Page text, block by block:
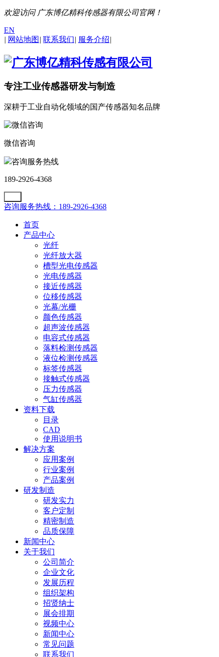
欢迎访问 广东博亿精科传感器有限公司官网！
EN
| 网站地图 | 联系我们| 服务介绍|
专注工业传感器研发与制造
深耕于工业自动化领域的国产传感器知名品牌
微信咨询
咨询服务热线
189-2926-4368
咨询服务热线：189-2926-4368
首页
产品中心
光纤
光纤放大器
槽型光电传感器
光电传感器
接近传感器
位移传感器
光幕/光栅
颜色传感器
超声波传感器
电容式传感器
落料检测传感器
液位检测传感器
标签传感器
接触式传感器
压力传感器
气缸传感器
资料下载
目录
CAD
使用说明书
解决方案
应用案例
行业案例
产品案例
研发制造
研发实力
客户定制
精密制造
品质保障
新闻中心
关于我们
公司简介
企业文化
发展历程
组织架构
招贤纳士
展会排期
视频中心
新闻中心
常见问题
联系我们